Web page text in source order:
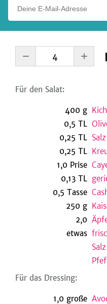
Für den Salat:
400 g
0,5 TL
0,25 TL Salz
0,25 TL
1,0 Prise
0,13 TL
0,5 Tasse
250 g
2,0
etwas
Salz
Für das Dressing:
1,0 große